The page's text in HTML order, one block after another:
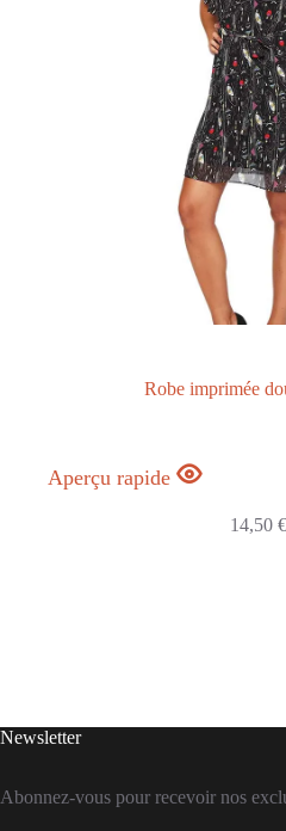
Robe imprimée
Aperçu rapide
14,50€
Newsletter
Abonnez-vous pour recevoir nos